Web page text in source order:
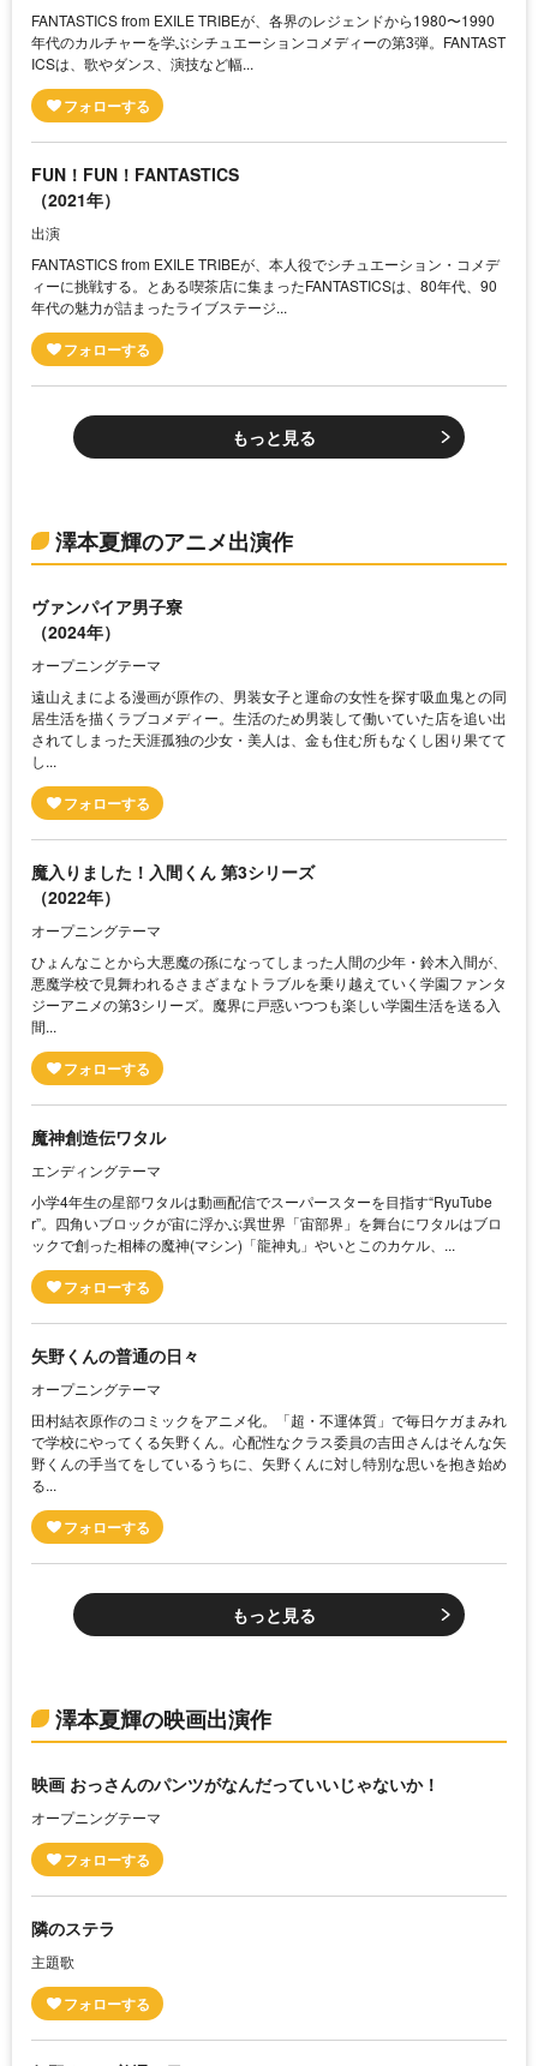
FANTASTICS from EXILE TRIBEが、各界のレジェンドから1980〜1990
年代のカルチャーを学ぶシチュエーションコメディーの第3弾。FANTAST
ICSは、歌やダンス、演技など幅...
FUN！FUN！FANTASTICS
（2021年）
出演
FANTASTICS from EXILE TRIBEが、本人役でシチュエーション・コメデ
ィーに挑戦する。とある喫茶店に集まったFANTASTICSは、80年代、90
年代の魅力が詰まったライブステージ...
もっと見る
澤本夏輝のアニメ出演作
ヴァンパイア男子寮
（2024年）
オープニングテーマ
遠山えまによる漫画が原作の、男装女子と運命の女性を探す吸血鬼との同
居生活を描くラブコメディー。生活のため男装して働いていた店を追い出
されてしまった天涯孤独の少女・美人は、金も住む所もなくし困り果てて
し...
魔入りました！入間くん 第3シリーズ
（2022年）
オープニングテーマ
ひょんなことから大悪魔の孫になってしまった人間の少年・鈴木入間が、
悪魔学校で見舞われるさまざまなトラブルを乗り越えていく学園ファンタ
ジーアニメの第3シリーズ。魔界に戸惑いつつも楽しい学園生活を送る入
間...
魔神創造伝ワタル
エンディングテーマ
小学4年生の星部ワタルは動画配信でスーパースターを目指す“RyuTube
r”。四角いブロックが宙に浮かぶ異世界「宙部界」を舞台にワタルはブロ
ックで創った相棒の魔神(マシン)「龍神丸」やいとこのカケル、...
矢野くんの普通の日々
オープニングテーマ
田村結衣原作のコミックをアニメ化。「超・不運体質」で毎日ケガまみれ
で学校にやってくる矢野くん。心配性なクラス委員の吉田さんはそんな矢
野くんの手当てをしているうちに、矢野くんに対し特別な思いを抱き始め
る...
もっと見る
澤本夏輝の映画出演作
映画 おっさんのパンツがなんだっていいじゃないか！
オープニングテーマ
隣のステラ
主題歌